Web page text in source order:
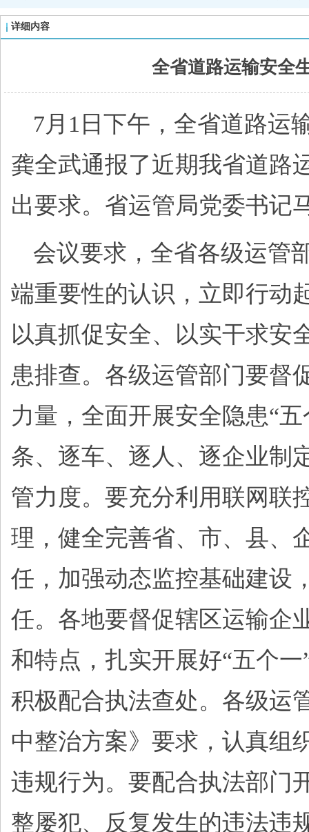
详细内容
全省道路运输安全
7月1日下午，全省道路运
龚全武通报了近期我省道路
出要求。省运管局党委书记
会议要求，全省各级运管
端重要性的认识，立即行动
以真抓促安全、以实干求安
患排查。各级运管部门要督
力量，全面开展安全隐患“
条、逐车、逐人、逐企业制
管力度。要充分利用联网联
理，健全完善省、市、县、
任，加强动态监控基础建设
任。各地要督促辖区运输企
和特点，扎实开展好“五个
积极配合执法查处。各级运
中整治方案》要求，认真组
违规行为。要配合执法部门
整屡犯、反复发生的违法违